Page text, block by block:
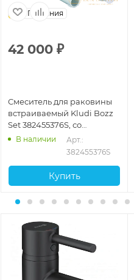
Германия
42 000 ₽
Смеситель для раковины
встраиваемый Kludi Bozz
Set 382455376S, со
встроенной частью, белый
В наличии
Арт.:
382455376S
Купить